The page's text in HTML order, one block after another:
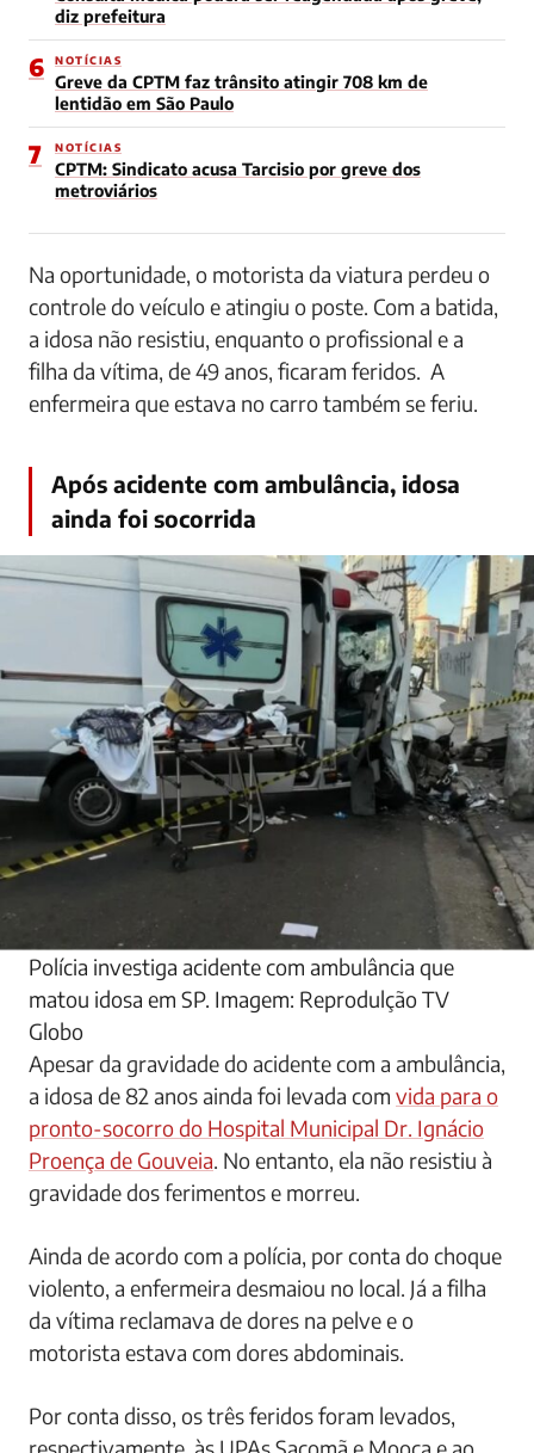
diz prefeitura
6 NOTÍCIAS
Greve da CPTM faz trânsito atingir 708 km de
lentidão em São Paulo
7 NOTÍCIAS
CPTM: Sindicato acusa Tarcisio por greve dos
metroviários
Na oportunidade, o motorista da viatura perdeu o
controle do veículo e atingiu o poste. Com a batida,
a idosa não resistiu, enquanto o profissional e a
filha da vítima, de 49 anos, ficaram feridos. A
enfermeira que estava no carro também se feriu.
Após acidente com ambulância, idosa
ainda foi socorrida
Polícia investiga acidente com ambulância que
matou idosa em SP. Imagem: Reprodulção TV
Globo
Apesar da gravidade do acidente com a ambulância,
a idosa de 82 anos ainda foi levada com vida para o
pronto-socorro do Hospital Municipal Dr. Ignácio
Proença de Gouveia. No entanto, ela não resistiu à
gravidade dos ferimentos e morreu.
Ainda de acordo com a polícia, por conta do choque
violento, a enfermeira desmaiou no local. Já a filha
da vítima reclamava de dores na pelve e o
motorista estava com dores abdominais.
Por conta disso, os três feridos foram levados,
respectivamente, às UPAs Sacomã e Mooca e ao